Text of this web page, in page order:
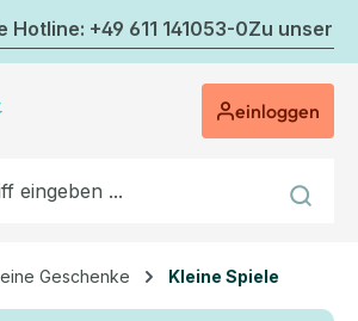
Hotline: +49 611 141053-0Zu
einloggen
Geschenke Kleine Spiele